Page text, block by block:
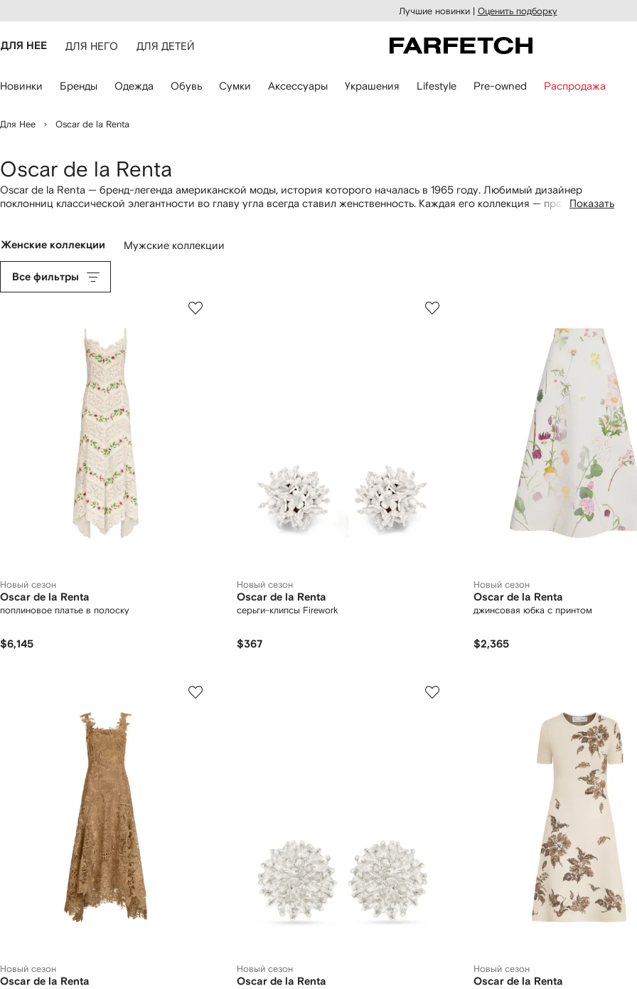
Лучшие новинки | Оценить подборку
ДЛЯ НЕЕ ДЛЯ НЕГО ДЛЯ ДЕТЕЙ
Новинки Бренды Одежда Обувь Сумки Аксессуары Украшения Lifestyle Pre-owned Распродажа
Для Нее Oscar de la Renta
Oscar de la Renta
Oscar de la Renta — бренд-легенда американской моды, история которого началась в 1965 году. Любимый дизайнер
поклонниц классической элегантности во главу угла всегда ставил женственность. Каждая его коллекция — протест
базовые вещи, верхнюю одежду ретро-формата и культовые платья — дневные, вечерние и для коктейля. Также в
Показать
Женские коллекции Мужские коллекции
Все фильтры
Новый сезон
Oscar de la Renta
поплиновое платье в полоску
$6,145
Новый сезон
Oscar de la Renta
серьги-клипсы Firework
$367
Новый сезон
Oscar de la Renta
джинсовая юбка с принтом
$2,365
Новый сезон
Oscar de la Renta
Новый сезон
Oscar de la Renta
Новый сезон
Oscar de la Renta